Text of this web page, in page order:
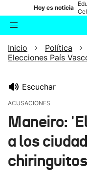
Hoy es noticia
Buscador
Inicio Política
Elecciones País
Escuchar
ACUSACIONES
Maneiro:
a los